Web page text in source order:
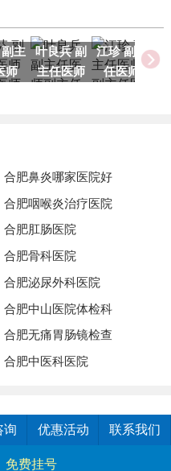
主
师
叶良兵 副
主任医师
江珍 副主
任医师
合肥鼻炎哪家医院好
合肥咽喉炎治疗医院
合肥肛肠医院
合肥骨科医院
合肥泌尿外科医院
合肥中山医院体检科
合肥无痛胃肠镜检查
合肥中医科医院
询 优惠活动 联系我们
免费挂号